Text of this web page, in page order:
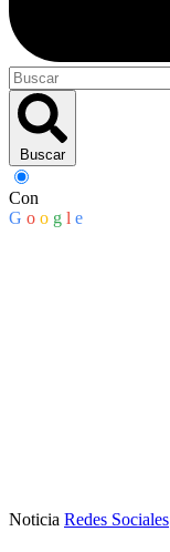
Buscar
Con
G o o g l e
Noticia Redes Sociales